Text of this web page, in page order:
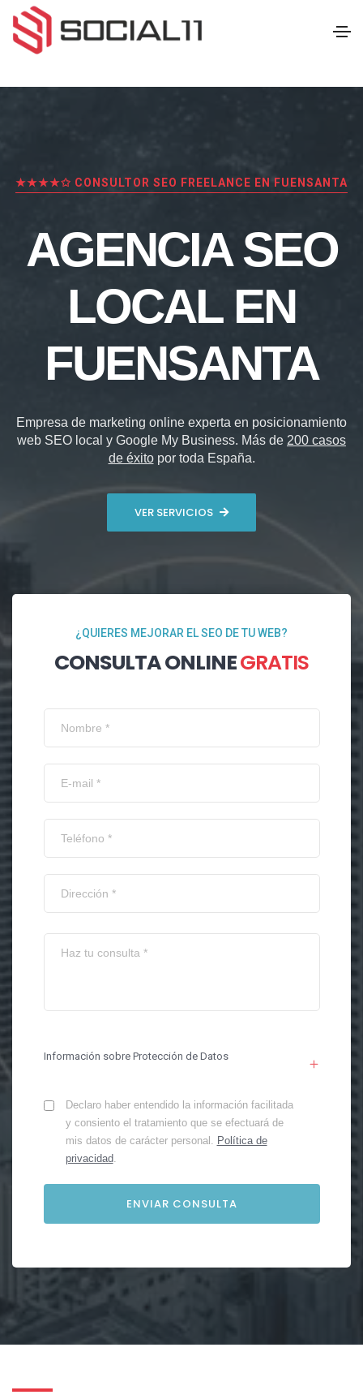
★★★★✩ CONSULTOR SEO FREELANCE EN FUENSANTA
AGENCIA SEO
LOCAL EN
FUENSANTA
Empresa de marketing online experta en posicionamiento
web SEO local y Google My Business. Más de 200 casos
de éxitopor toda España.
VER SERVICIOS
¿QUIERES MEJORAR EL SEO DE TU WEB?
CONSULTA ONLINEGRATIS
Información sobre Protección de Datos
Declaro haber entendido la información facilitada
y consiento el tratamiento que se efectuará de
mis datos de carácter personal. Política de
privacidad.